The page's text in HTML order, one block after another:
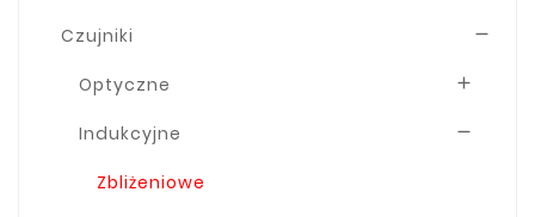
Czujniki 
Optyczne 
Indukcyjne 
Zbliżeniowe